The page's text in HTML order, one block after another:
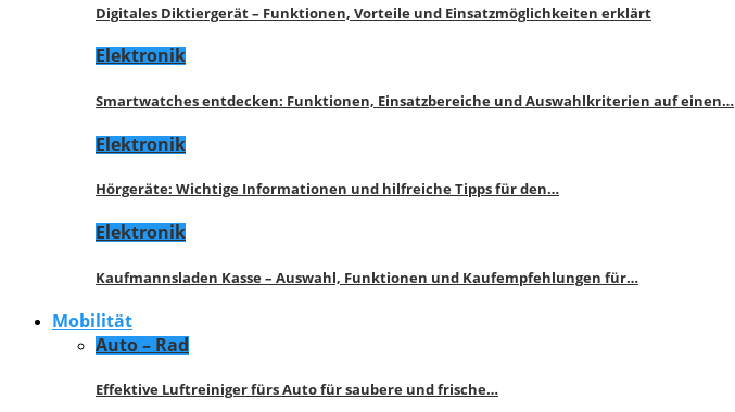
Digitales Diktiergerät – Funktionen, Vorteile und Einsatzmöglichkeiten erklärt
Elektronik
Smartwatches entdecken: Funktionen, Einsatzbereiche und Auswahlkriterien auf einen…
Elektronik
Hörgeräte: Wichtige Informationen und hilfreiche Tipps für den…
Elektronik
Kaufmannsladen Kasse – Auswahl, Funktionen und Kaufempfehlungen für…
Mobilität
Auto – Rad
Effektive Luftreiniger fürs Auto für saubere und frische…